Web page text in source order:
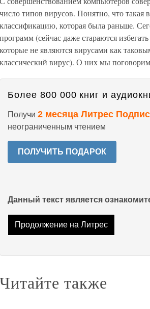
число типов вирусов. Понятно, что такая
классификацию, которая была раньше.
программ (сейчас даже стараются
которые не являются вирусами как
классический вирус). О них мы
Более 800 000 книг и
Получи 2 месяца Литрес
неограниченным чтением
ПОЛУЧИТЬ ПОДАРОК
Данный текст является
Продолжение на Литрес
Читайте также